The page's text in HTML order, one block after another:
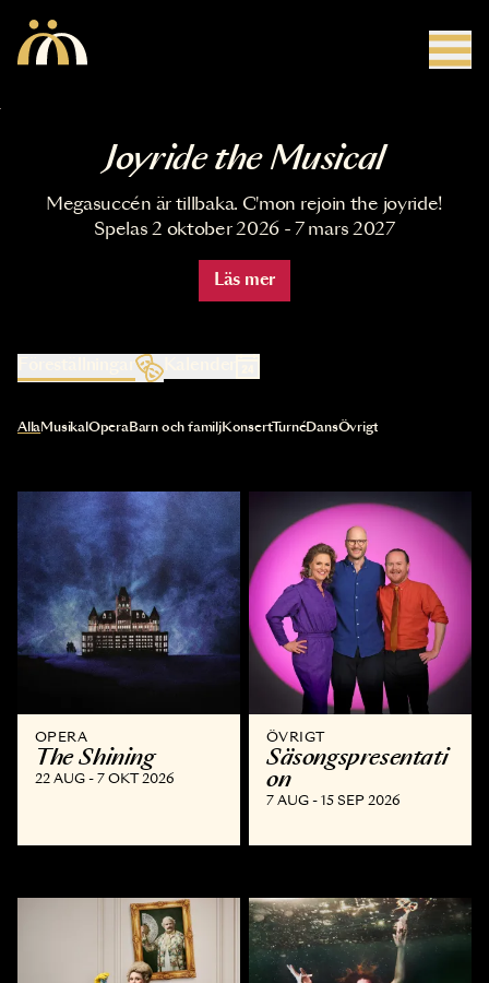
Joyride the Musical
Megasuccén är tillbaka. C'mon rejoin the joyride!
Spelas 2 oktober 2026 - 7 mars 2027
Läs mer
Kalender
Val av kategori uppdaterar innehållet automatiskt
AllaMusikal OperaBarn och familjKonsertTurnéDansÖvrigt
OPERA
The Shining
22 AUG - 7 OKT 2026
ÖVRIGT
Säsongspresentati
on
7 AUG - 15 SEP 2026